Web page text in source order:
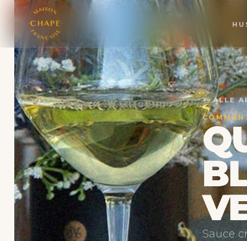
← ALLE
Sauce